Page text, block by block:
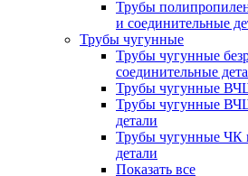
Трубы
и соединительные
Трубы чугунные
Трубы чугунные
соединительные
Трубы чугунные
Трубы чугунные
детали
Трубы чугунные ЧК
детали
Показать все